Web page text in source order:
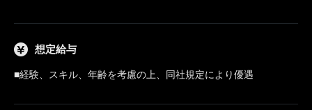
想定給与
■経験、スキル、年齢を考慮の上、同社規定により優遇